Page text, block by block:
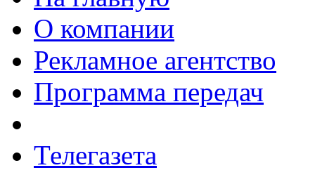
О компании
Рекламное агентство
Программа передач
Телегазета